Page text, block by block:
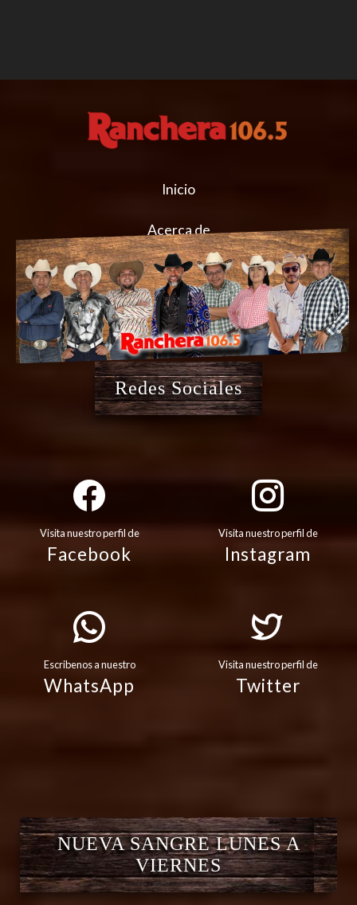
Inicio
Acerca de
Redes Sociales
Visita nuestro perfil de
Facebook
Visita nuestro perfil de
Instagram
Escribenos a nuestro
WhatsApp
Visita nuestro perfil de
Twitter
NUEVA SANGRE LUNES A
VIERNES